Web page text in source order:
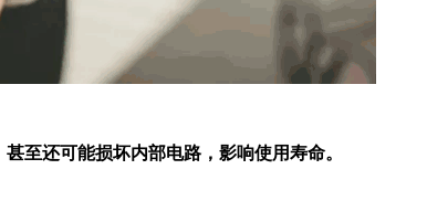
甚至还可能损坏内部电路，影响使用寿命。